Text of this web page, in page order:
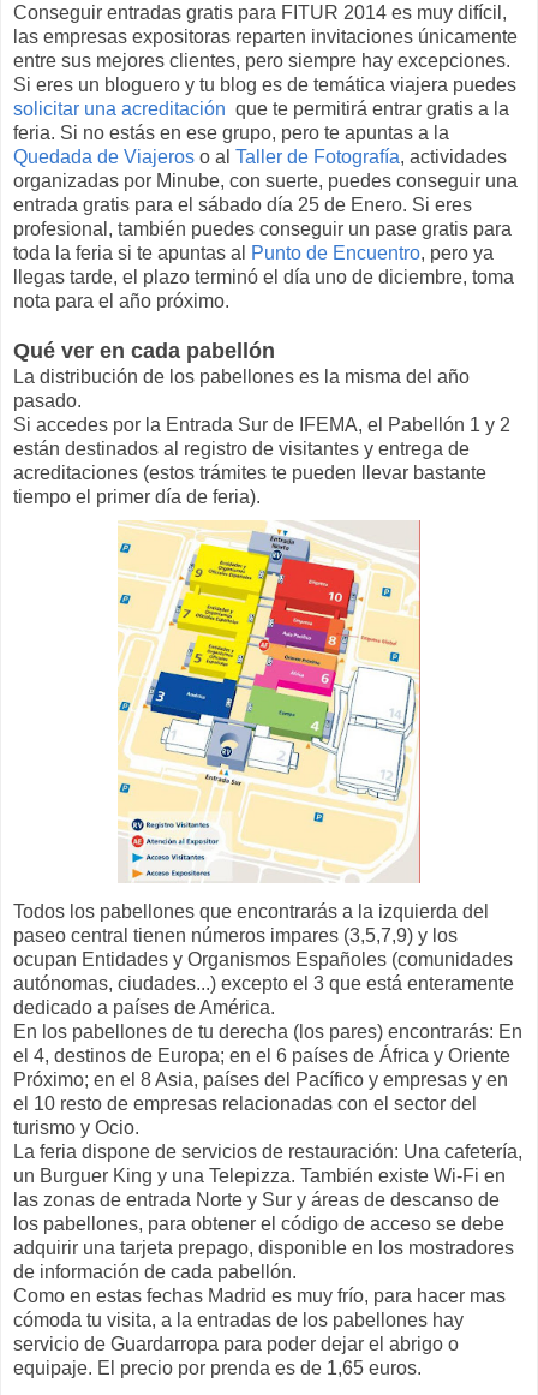
Conseguir entradas gratis para FITUR 2014 es muy difícil,
las empresas expositoras reparten invitaciones únicamente
entre sus mejores clientes, pero siempre hay excepciones.
Si eres un bloguero y tu blog es de temática viajera puedes
solicitar una acreditación que te permitirá entrar gratis a la
feria. Si no estás en ese grupo, pero te apuntas a la
Quedada de Viajeros o al Taller de Fotografía, actividades
organizadas por Minube, con suerte, puedes conseguir una
entrada gratis para el sábado día 25 de Enero. Si eres
profesional, también puedes conseguir un pase gratis para
toda la feria si te apuntas al
Punto de Encuentro, pero ya
llegas tarde, el plazo terminó el día uno de diciembre, toma
nota para el año próximo.
Qué ver en cada pabellón
La distribución de los pabellones es la misma del año
pasado.
Si accedes por la Entrada Sur de IFEMA, el Pabellón 1 y 2
están destinados al registro de visitantes y entrega de
acreditaciones (estos trámites te pueden llevar bastante
tiempo el primer día de feria).
Todos los pabellones que encontrarás a la izquierda del
paseo central tienen números impares (3,5,7,9) y los
ocupan Entidades y Organismos Españoles (comunidades
autónomas, ciudades...) excepto el 3 que está enteramente
dedicado a países de América.
En los pabellones de tu derecha (los pares) encontrarás: En
el 4, destinos de Europa; en el 6 países de África y Oriente
Próximo; en el 8 Asia, países del Pacífico y empresas y en
el 10 resto de empresas relacionadas con el sector del
turismo y Ocio.
La feria dispone de servicios de restauración: Una cafetería,
un Burguer King y una Telepizza. También existe Wi-Fi en
las zonas de entrada Norte y Sur y áreas de descanso de
los pabellones, para obtener el código de acceso se debe
adquirir una tarjeta prepago, disponible en los mostradores
de información de cada pabellón.
Como en estas fechas Madrid es muy frío, para hacer mas
cómoda tu visita, a la entradas de los pabellones hay
servicio de Guardarropa para poder dejar el abrigo o
equipaje. El precio por prenda es de 1,65 euros.